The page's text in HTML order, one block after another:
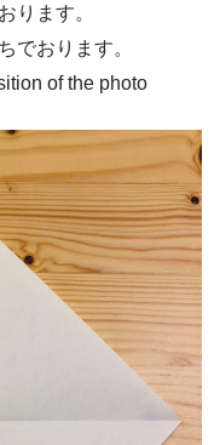
ります。
でおります。
of the photo